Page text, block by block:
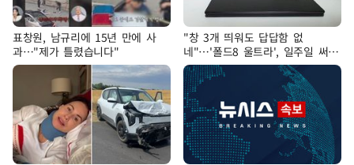
표창원, 남규리에 15년 만에 사
과…"제가 틀렸습니다"
"창 3개 띄워도 답답함 없
네"…'폴드8 울트라', 일주일 써보
니